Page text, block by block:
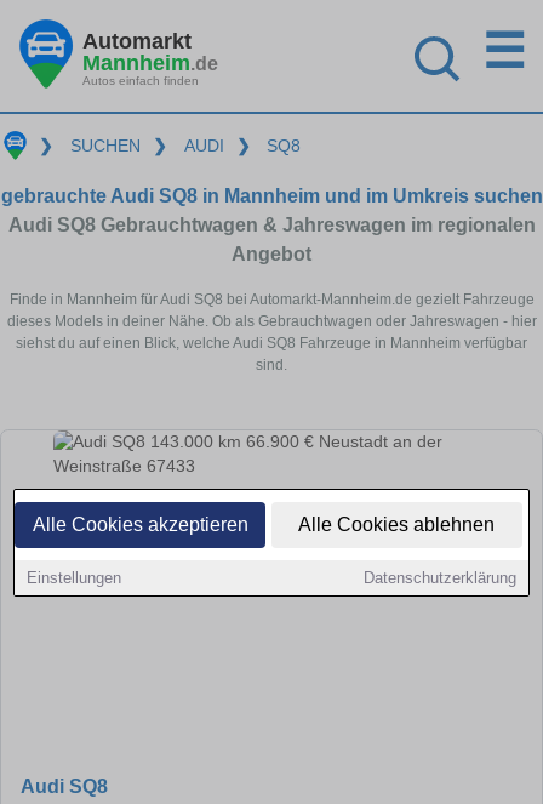
Alle Cookies akzeptieren Alle Cookies ablehnen
Einstellungen Datenschutzerklärung
Automarkt
Mannheim.de
Autos einfach finden
☰
❯ SUCHEN ❯ AUDI ❯ SQ8
gebrauchte Audi SQ8 in Mannheim und im Umkreis suchen
Audi SQ8 Gebrauchtwagen & Jahreswagen im regionalen
Angebot
Finde in Mannheim für Audi SQ8 bei Automarkt-Mannheim.de gezielt Fahrzeuge
dieses Models in deiner Nähe. Ob als Gebrauchtwagen oder Jahreswagen - hier
siehst du auf einen Blick, welche Audi SQ8 Fahrzeuge in Mannheim verfügbar
sind.
Audi SQ8